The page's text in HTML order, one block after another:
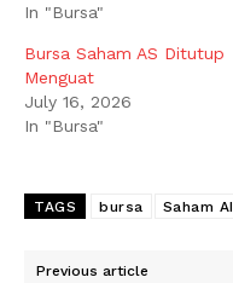
In "Bursa"
Bursa Saham AS Ditutup
Menguat
July 16, 2026
In "Bursa"
TAGS bursa Saham AI
Previous article